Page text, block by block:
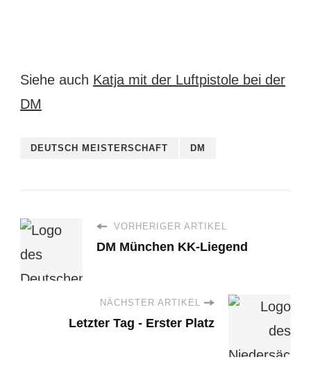
Siehe auch Katja mit der Luftpistole bei der
DM
DEUTSCH MEISTERSCHAFT DM
VORHERIGER ARTIKEL
DM München KK-Liegend
NÄCHSTER ARTIKEL
Letzter Tag - Erster Platz